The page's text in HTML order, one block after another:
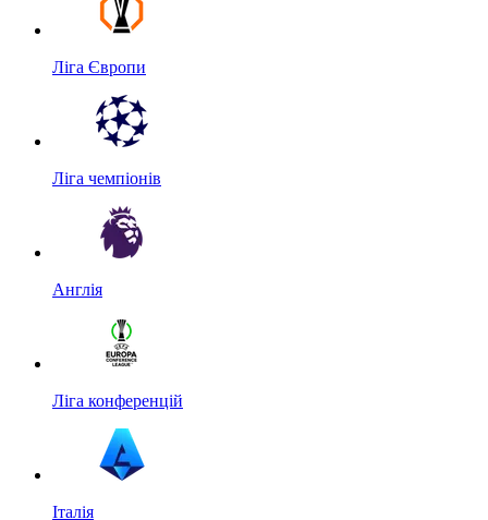
Ліга Європи
Ліга чемпіонів
Англія
Ліга конференцій
Італія